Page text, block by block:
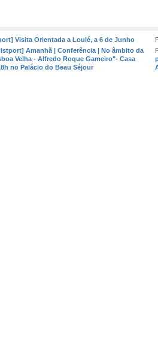
Visita Orientada a Loulé, a 6 de Junho
Amanhã | Conferência | No âmbito da
Velha - Alfredo Roque Gameiro"- Casa
no Palácio do Beau Séjour